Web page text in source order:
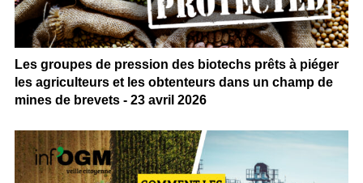
Les groupes de pression des biotechs prêts à piéger
les agriculteurs et les obtenteurs dans un champ de
mines de brevets - 23 avril 2026